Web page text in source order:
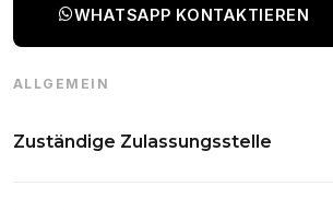
WHATSAPP KONTAKTIEREN
ALLGEMEIN
Zuständige Zulassungsstelle